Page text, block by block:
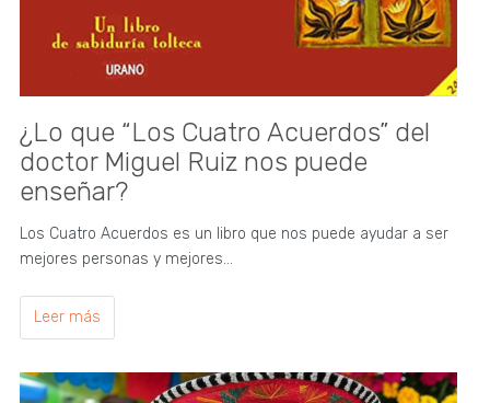
¿Lo que “Los Cuatro Acuerdos” del
doctor Miguel Ruiz nos puede
enseñar?
Los Cuatro Acuerdos es un libro que nos puede ayudar a ser
mejores personas y mejores…
Leer más